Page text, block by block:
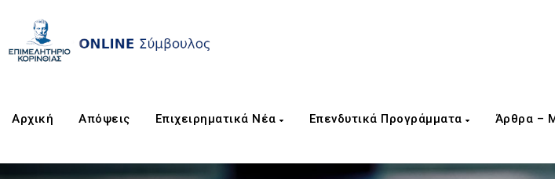
Αρχική Απόψεις Επιχειρηματικά Νέα Επενδυτικά Προγράμματα Άρθρα –